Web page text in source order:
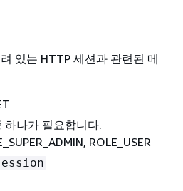
있는 HTTP 세션과 관련된 메
하나가 필요합니다.
ROLE_USER